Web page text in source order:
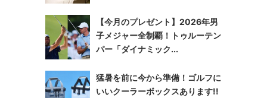
【今月のプレゼント】2026年男
子メジャー全制覇！トゥルーテン
パー「ダイナミック...
猛暑を前に今から準備！ゴルフに
いいクーラーボックスあります!!